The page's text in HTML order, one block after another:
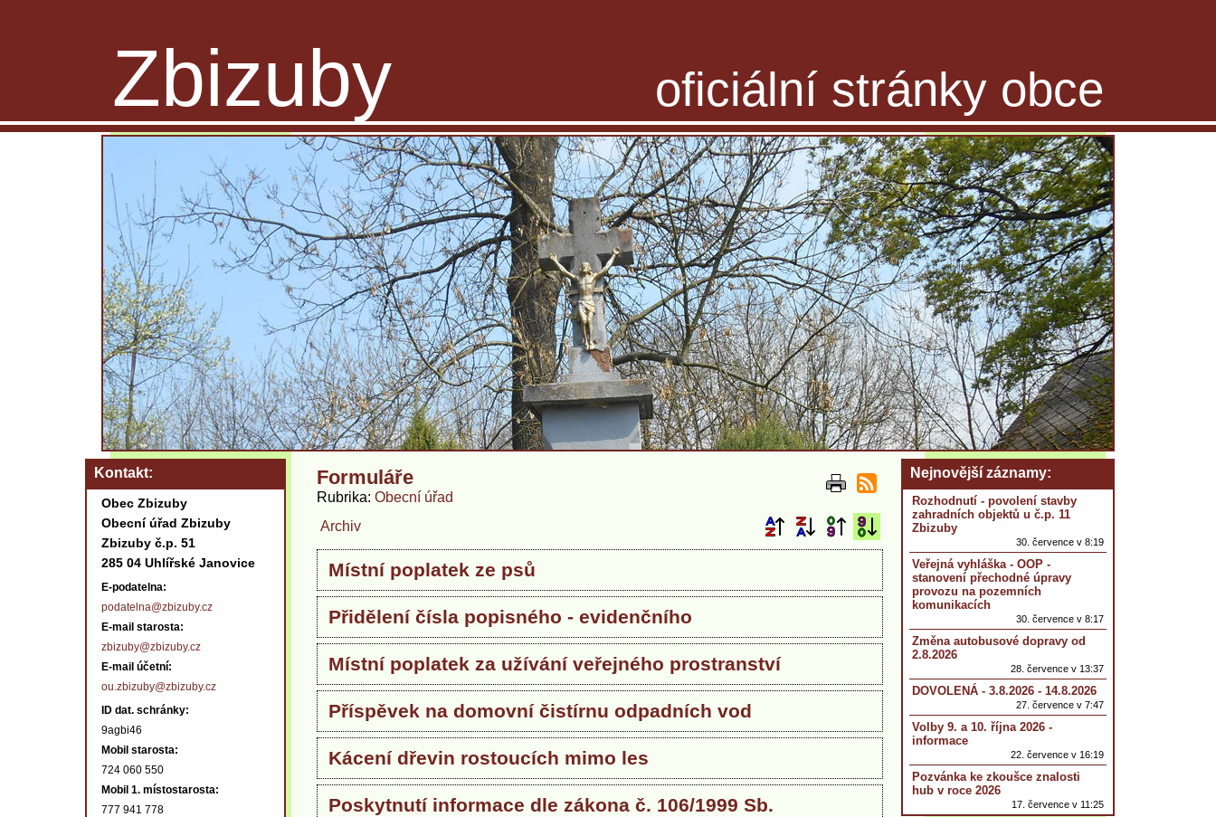
Zbizuby oficiální stránky obce
Formuláře
Rubrika Obecní úřad
Archiv
Místní poplatek ze psů
Přidělení čísla popisného - evidenčního
Místní poplatek za užívání veřejného prostranství
Příspěvek na domovní čistírnu odpadních vod
Kácení dřevin rostoucích mimo les
Poskytnutí informace dle zákona č. 106/1999 Sb.
Kontakt
Obec Zbizuby
Obecní úřad Zbizuby
Zbizuby č.p. 51
285 04 Uhlířské Janovice
E-podatelna:
podatelna@zbizuby.cz
E-mail starosta:
zbizuby@zbizuby.cz
E-mail účetní:
ou.zbizuby@zbizuby.cz
ID dat. schránky:
9agbi46
Mobil starosta:
724 060 550
Mobil 1. místostarosta:
777 941 778
Nejnovější záznamy
Rozhodnutí - povolení stavby
zahradních objektů u č.p. 11
Zbizuby
30. července v 8:19
Veřejná vyhláška - OOP -
stanovení přechodné úpravy
provozu na pozemních
komunikacích
30. července v 8:17
Změna autobusové dopravy od
2.8.2026
28. července v 13:37
DOVOLENÁ - 3.8.2026 - 14.8.2026
27. července v 7:47
Volby 9. a 10. října 2026 -
informace
22. července v 16:19
Pozvánka ke zkoušce znalosti
hub v roce 2026
17. července v 11:25